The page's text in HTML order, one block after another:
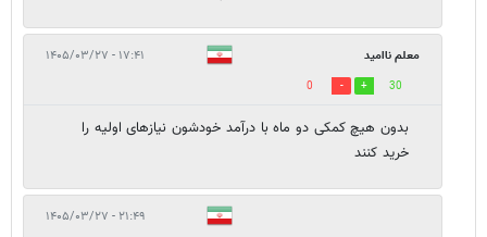
معلم ناامید ۱۷:۴۱ - ۱۴۰۵/۰۳/۲۷
30
0
بدون هیچ کمکی دو ماه با درآمد خودشون نیازهای اولیه را
خرید کنند
۲۱:۴۹ - ۱۴۰۵/۰۳/۲۷